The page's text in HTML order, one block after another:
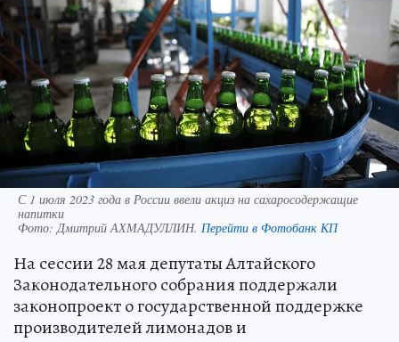
С 1 июля 2023 года в России ввели акциз на сахаросодержащие
напитки
Фото:Дмитрий АХМАДУЛЛИН. Перейти в Фотобанк КП
На сессии 28 мая депутаты Алтайского
Законодательного собрания поддержали
законопроект о государственной поддержке
производителей лимонадов и